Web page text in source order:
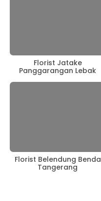
Florist Jatake
Panggarangan Lebak
Florist Belendung Benda
Tangerang